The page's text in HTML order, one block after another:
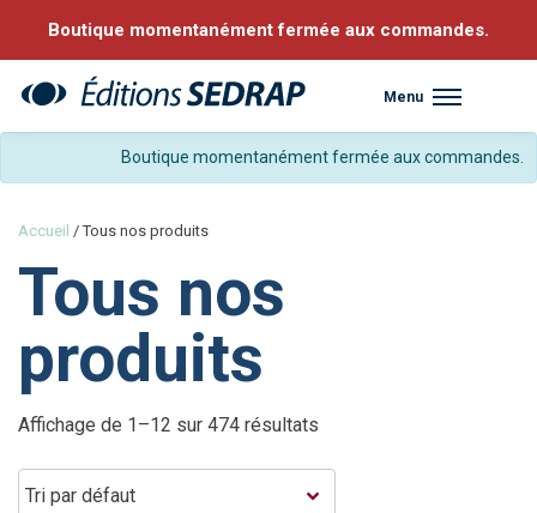
Boutique momentanément fermée aux commandes.
Menu
Boutique momentanément fermée aux commandes.
Accueil / Tous nos produits
Tous nos
produits
Affichage de 1–12 sur 474 résultats